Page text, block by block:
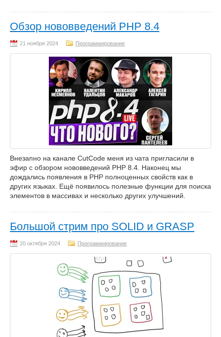
Обзор нововведений PHP 8.4
Программирование
Внезапно на канале CutCode меня из чата пригласили в
эфир с обзором нововведений PHP 8.4. Наконец мы
дождались появления в PHP полноценных свойств как в
других языках. Ещё появилось полезные функции для поиска
элементов в массивах и несколько других улучшений.
Большой стрим про SOLID и GRASP
Программирование